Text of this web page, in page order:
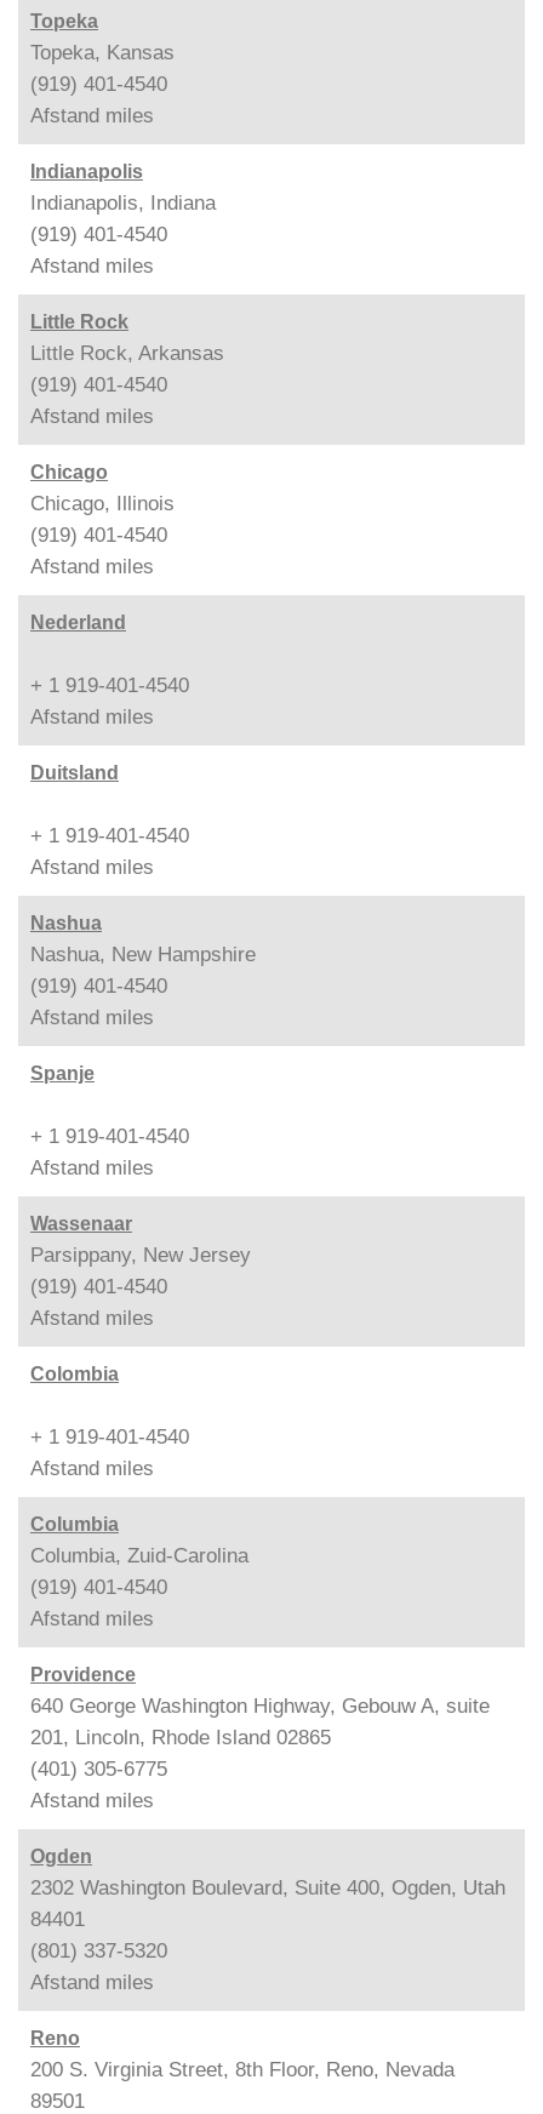
Topeka
Topeka, Kansas
(919) 401-4540
Afstand miles
Indianapolis
Indianapolis, Indiana
(919) 401-4540
Afstand miles
Little Rock
Little Rock, Arkansas
(919) 401-4540
Afstand miles
Chicago
Chicago, Illinois
(919) 401-4540
Afstand miles
Nederland
+ 1 919-401-4540
Afstand miles
Duitsland
+ 1 919-401-4540
Afstand miles
Nashua
Nashua, New Hampshire
(919) 401-4540
Afstand miles
Spanje
+ 1 919-401-4540
Afstand miles
Wassenaar
Parsippany, New Jersey
(919) 401-4540
Afstand miles
Colombia
+ 1 919-401-4540
Afstand miles
Columbia
Columbia, Zuid-Carolina
(919) 401-4540
Afstand miles
Providence
640 George Washington Highway, Gebouw A, suite
201, Lincoln, Rhode Island 02865
(401) 305-6775
Afstand miles
Ogden
2302 Washington Boulevard, Suite 400, Ogden, Utah
84401
(801) 337-5320
Afstand miles
Reno
200 S. Virginia Street, 8th Floor, Reno, Nevada
89501